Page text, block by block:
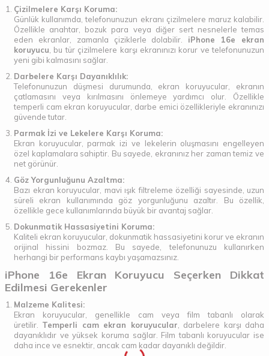
Çizilmelere Karşı Koruma:
Günlük kullanımda, telefonunuzun ekranı çizilmelere maruz kalabilir.
Özellikle anahtar, bozuk para veya diğer sert nesnelerle temas
eden ekranlar, zamanla çiziklerle dolabilir. iPhone 16e ekran
koruyucu, bu tür çizilmelere karşı ekranınızı korur ve telefonunuzun
yeni gibi kalmasını sağlar.
Darbelere Karşı Dayanıklılık:
Telefonunuzun düşmesi durumunda, ekran koruyucular, ekranın
çatlamasını veya kırılmasını önlemeye yardımcı olur. Özellikle
temperli cam ekran koruyucular, darbe emici özellikleriyle ekranınızı
güvende tutar.
Parmak İzi ve Lekelere Karşı Koruma:
Ekran koruyucular, parmak izi ve lekelerin oluşmasını engelleyen
özel kaplamalara sahiptir. Bu sayede, ekranınız her zaman temiz ve
net görünür.
Göz Yorgunluğunu Azaltma:
Bazı ekran koruyucular, mavi ışık filtreleme özelliği sayesinde, uzun
süreli ekran kullanımında göz yorgunluğunu azaltır. Bu özellik,
özellikle gece kullanımlarında büyük bir avantaj sağlar.
Dokunmatik Hassasiyetini Koruma:
Kaliteli ekran koruyucular, dokunmatik hassasiyetini korur ve ekranın
orijinal hissini bozmaz. Bu sayede, telefonunuzu kullanırken
herhangi bir performans kaybı yaşamazsınız.
iPhone 16e Ekran Koruyucu Seçerken Dikkat
Edilmesi Gerekenler
Malzeme Kalitesi:
Ekran koruyucular, genellikle cam veya film tabanlı olarak
üretilir. Temperli cam ekran koruyucular, darbelere karşı daha
dayanıklıdır ve yüksek koruma sağlar. Film tabanlı koruyucular ise
daha ince ve esnektir, ancak cam kadar dayanıklı değildir.